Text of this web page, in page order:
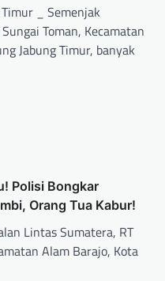
_ Semenjak
Toman, Kecamatan
Jabung Timur, banyak
Polisi Bongkar
Orang Tua Kabur!
Lintas Sumatera, RT
Alam Barajo, Kota